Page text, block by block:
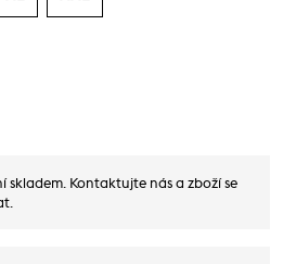
skladem. Kontaktujte nás a zboží se